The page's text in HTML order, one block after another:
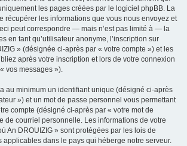
les pages créées par le logiciel phpBB. La
récupérer les informations que vous nous envoyez et
peut correspondre — mais n’est pas limité à — la
en tant qu’utilisateur anonyme, l’inscription sur
» (désignée ci-après par « votre compte ») et les
après votre inscription et lors de votre connexion
vos messages »).
au minimum un identifiant unique (désigné ci-après
») et un mot de passe personnel vous permettant
compte (désigné ci-après par « votre mot de
de courriel personnelle. Les informations de votre
An DROUIZIG » sont protégées par les lois de
applicables dans le pays qui héberge notre serveur.